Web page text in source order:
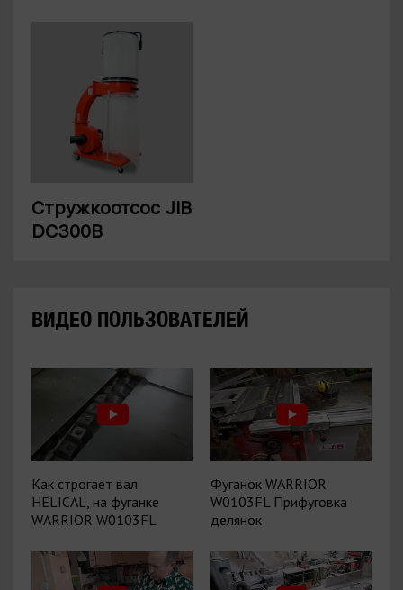
Стружкоотсос JIB
DC300B
ВИДЕО ПОЛЬЗОВАТЕЛЕЙ
Как строгает вал
HELICAL, на фуганке
WARRIOR W0103FL
Фуганок WARRIOR
W0103FL Прифуговка
делянок